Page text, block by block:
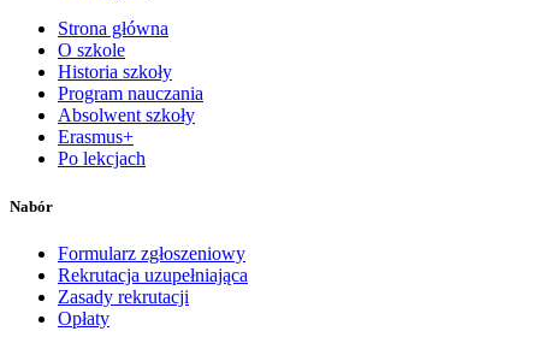
Strona główna
O szkole
Historia szkoły
Program nauczania
Absolwent szkoły
Erasmus+
Po lekcjach
Nabór
Formularz zgłoszeniowy
Rekrutacja uzupełniająca
Zasady rekrutacji
Opłaty